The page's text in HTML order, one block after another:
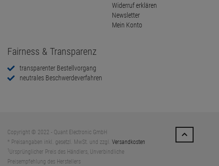
Widerruf erklären
Newsletter
Mein Konto
Fairness & Transparenz
transparenter Bestellvorgang
neutrales Beschwerdeverfahren
Copyright © 2022 - Quant Electronic GmbH
* Preisangaben inkl. gesetzl. MwSt. und zzgl. Versandkosten
Ursprünglicher Preis des Händlers, Unverbindliche
Preisempfehlung des Herstellers